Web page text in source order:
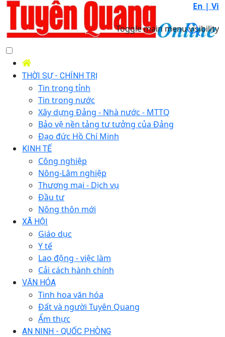
En | Vi
Toggle main menu visibility
THỜI SỰ - CHÍNH TRỊ
Tin trong tỉnh
Tin trong nước
Xây dựng Đảng - Nhà nước - MTTQ
Bảo vệ nền tảng tư tưởng của Đảng
Đạo đức Hồ Chí Minh
KINH TẾ
Công nghiệp
Nông-Lâm nghiệp
Thương mại - Dịch vụ
Đầu tư
Nông thôn mới
XÃ HỘI
Giáo dục
Y tế
Lao động - việc làm
Cải cách hành chính
VĂN HÓA
Tinh hoa văn hóa
Đất và người Tuyên Quang
Ẩm thực
AN NINH - QUỐC PHÒNG